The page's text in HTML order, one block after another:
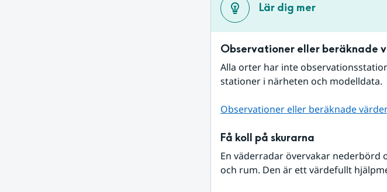
Lär dig mer
Observationer eller beräknade
Alla orter har inte
stationer i närheten och modelldata.
Observationer eller beräknade
Få koll på skurarna
En väderradar övervakar nederbörd
och rum. Den är ett värdefullt